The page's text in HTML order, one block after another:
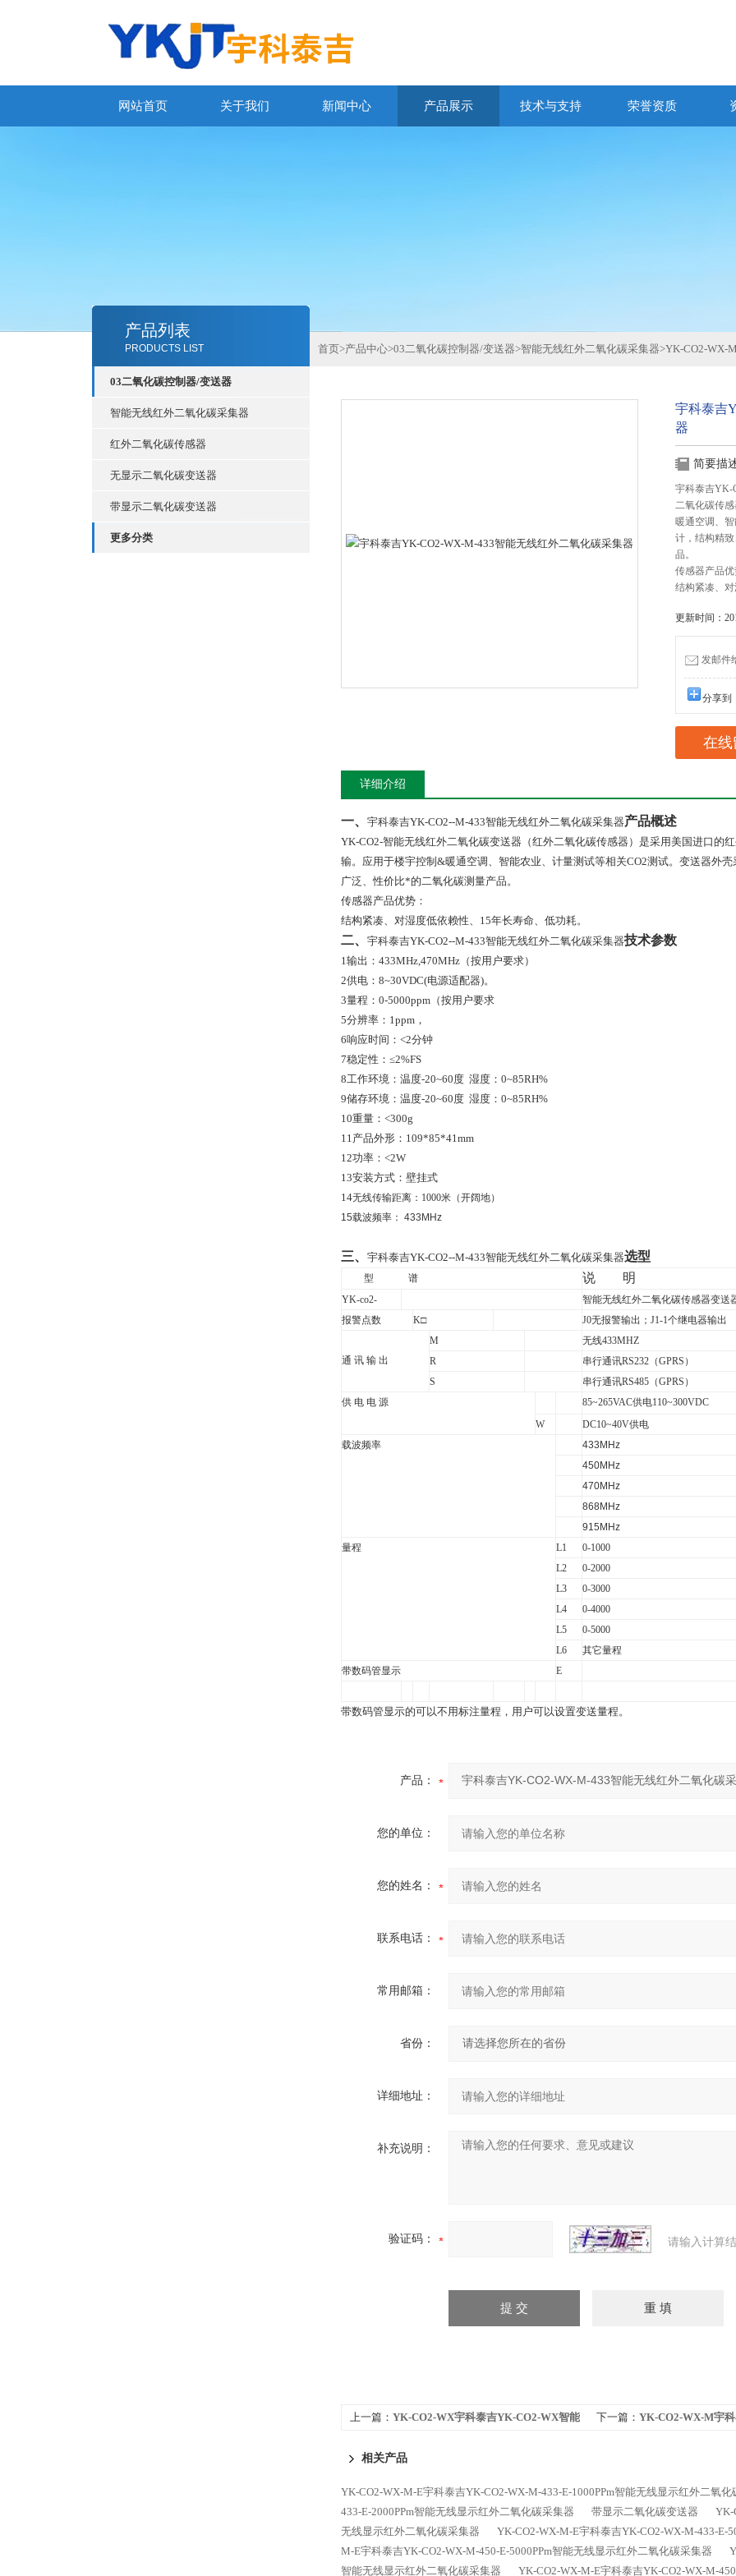
网站首页 关于我们 新闻中心 产品展示 技术与支持 荣誉资质
产品列表
PRODUCTS LIST
03二氧化碳控制器/变送器
智能无线红外二氧化碳采集器
红外二氧化碳传感器
无显示二氧化碳变送器
带显示二氧化碳变送器
更多分类
首页>产品中心>03二氧化碳控制器/变送器>智能无线红外二氧化碳采集器>YK-CO2-WX-
宇科泰吉
器
简要描
宇科泰吉YK-
二氧化碳传
暖通空调、
计，结构精
品。
传感器产品
结构紧凑、
更新时间：
发邮件
分享到
在线
详细介绍
一、 宇科泰吉YK-CO2--M-433智能无线红外二氧化碳采集器产品概述
YK-CO2-智能无线红外二氧化碳变送器（红外二氧化碳传感器）是采用美国进口的
输。应用于楼宇控制 &暖通空调、智能农业、计量测试等相关CO2测试。变送器外
广泛、性价比*的二氧化碳测量产品。
传感器产品优势：
结构紧凑、对湿度低依赖性、 15年长寿命、低功耗。
二、 宇科泰吉YK-CO2--M-433智能无线红外二氧化碳采集器技术参数
1输出： 433MHz,470MHz （按用户要求）
2供电： 8~30VDC(电源适配器)。
3量程： 0-5000ppm （按用户要求
5分辨率： 1ppm ，
6响应时间：<2分钟
7稳定性： ≤2%FS
8工作环境：温度-20~60度 湿度： 0~85RH%
9储存环境：温度-20~60度 湿度： 0~85RH%
10重量： <300g
11产品外形： 109*85*41mm
12功率： <2W
13安装方式：壁挂式
14无线传输距离：1000米（开阔地）
15载波频率： 433MHz
三、 宇科泰吉YK-CO2--M-433智能无线红外二氧化碳采集器选型
型 谱 说 明
YK-co2-
智能无线红外二氧化碳传感器变送
报警点数
K□ J0无报警输出；J1-1个继电器输出
通 讯 输 出
M
无线433MHZ
R
串行通讯RS232（GPRS）
S
串行通讯RS485（GPRS）
供 电 电 源
85~265VAC供电110~300VDC
W
DC10~40V供电
载波频率
433MHz
450MHz
470MHz
868MHz
915MHz
量程
L1
0-1000
L2
0-2000
L3
0-3000
L4
0-4000
L5
0-5000
L6
其它量程
带数码管显示
E
带数码管显示的可以不用标注量程，用户可以设置变送量程。
产品：
您的单位：
您的姓名：
联系电话：
常用邮箱：
省份：
详细地址：
补充说明：
验证码： 请输入计算
上一篇： YK-CO2-WX宇科泰吉YK-CO2-WX智能
下一篇： YK-CO2-WX-M宇
相关产品
YK-CO2-WX-M-E宇科泰吉YK-CO2-WX-M-433-E-1000PPm智能无线显示红外二氧化
433-E-2000PPm智能无线显示红外二氧化碳采集器
带显示二氧化碳变送器
YK-
无线显示红外二氧化碳采集器
YK-CO2-WX-M-E宇科泰吉YK-CO2-WX-M-433-E-
M-E宇科泰吉YK-CO2-WX-M-450-E-5000PPm智能无线显示红外二氧化碳采集器
智能无线显示红外二氧化碳采集器
YK-CO2-WX-M-E宇科泰吉YK-CO2-WX-M-